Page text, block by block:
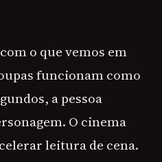
o que vemos em
funcionam como
a pessoa
O cinema
leitura de cena.